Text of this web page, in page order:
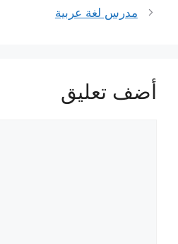
مدرس لغة عربية
أضف تعليق